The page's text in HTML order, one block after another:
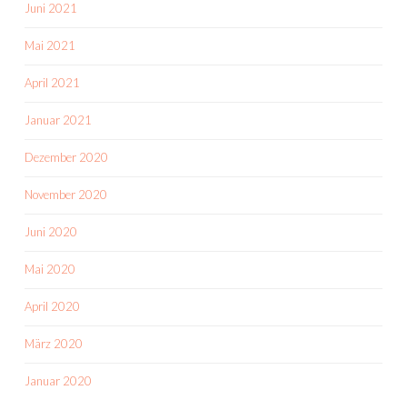
Juni 2021
Mai 2021
April 2021
Januar 2021
Dezember 2020
November 2020
Juni 2020
Mai 2020
April 2020
März 2020
Januar 2020